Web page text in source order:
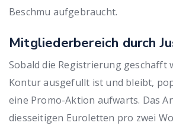
Beschmu aufgebraucht.
Mitgliederbereich durch
Sobald die Registrierung geschafft
Kontur ausgefullt ist und bleibt,
eine Promo-Aktion aufwarts. Das
diesseitigen Euroletten pro zwei